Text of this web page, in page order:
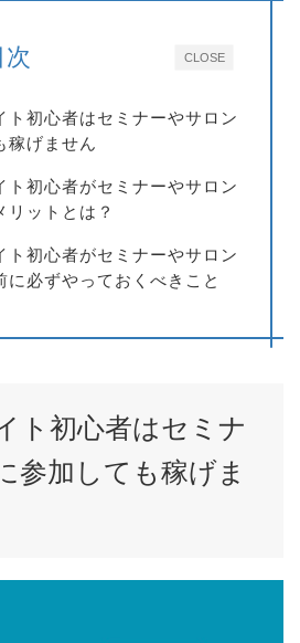
CLOSE
ト初心者はセミナーやサロン
稼げません
ト初心者がセミナーやサロン
リットとは？
ト初心者がセミナーやサロン
に必ずやっておくべきこと
ト初心者はセミナ
参加しても稼げま